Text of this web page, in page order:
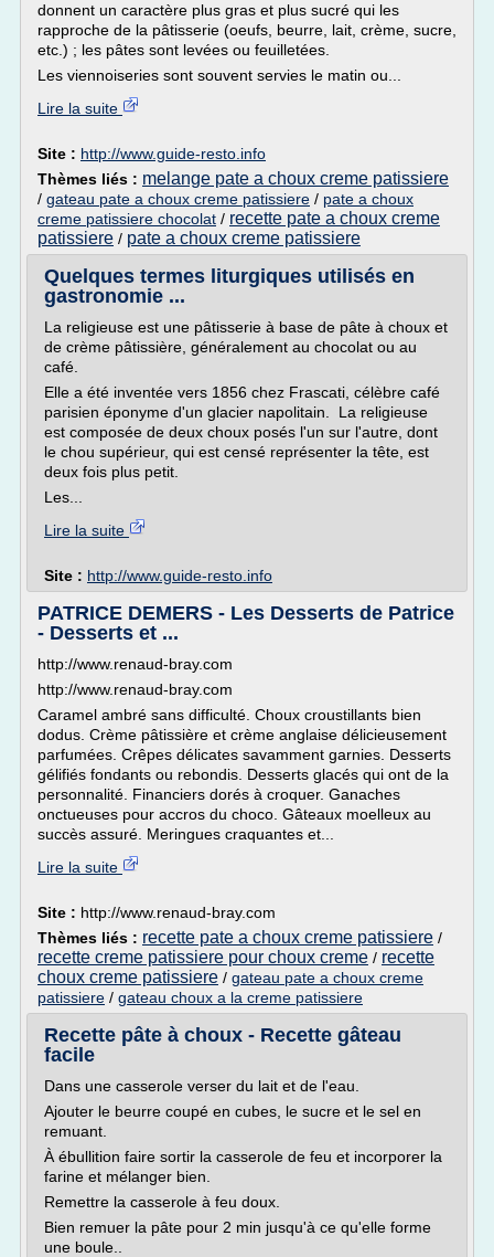
donnent un caractère plus gras et plus sucré qui les
rapproche de la pâtisserie (oeufs, beurre, lait, crème, sucre,
etc.) ; les pâtes sont levées ou feuilletées.
Les viennoiseries sont souvent servies le matin ou...
Lire la suite
Site : http://www.guide-resto.info
Thèmes liés : melange pate a choux creme patissiere
/ gateau pate a choux creme patissiere / pate a choux
creme patissiere chocolat / recette pate a choux creme
patissiere / pate a choux creme patissiere
Quelques termes liturgiques utilisés en
gastronomie ...
La religieuse est une pâtisserie à base de pâte à choux et
de crème pâtissière, généralement au chocolat ou au
café.
Elle a été inventée vers 1856 chez Frascati, célèbre café
parisien éponyme d'un glacier napolitain. La religieuse
est composée de deux choux posés l'un sur l'autre, dont
le chou supérieur, qui est censé représenter la tête, est
deux fois plus petit.
Les...
Lire la suite
Site : http://www.guide-resto.info
PATRICE DEMERS - Les Desserts de Patrice
- Desserts et ...
http://www.renaud-bray.com
http://www.renaud-bray.com
Caramel ambré sans difficulté. Choux croustillants bien
dodus. Crème pâtissière et crème anglaise délicieusement
parfumées. Crêpes délicates savamment garnies. Desserts
gélifiés fondants ou rebondis. Desserts glacés qui ont de la
personnalité. Financiers dorés à croquer. Ganaches
onctueuses pour accros du choco. Gâteaux moelleux au
succès assuré. Meringues craquantes et...
Lire la suite
Site : http://www.renaud-bray.com
Thèmes liés : recette pate a choux creme patissiere /
recette creme patissiere pour choux creme / recette
choux creme patissiere / gateau pate a choux creme
patissiere / gateau choux a la creme patissiere
Recette pâte à choux - Recette gâteau
facile
Dans une casserole verser du lait et de l'eau.
Ajouter le beurre coupé en cubes, le sucre et le sel en
remuant.
À ébullition faire sortir la casserole de feu et incorporer la
farine et mélanger bien.
Remettre la casserole à feu doux.
Bien remuer la pâte pour 2 min jusqu'à ce qu'elle forme
une boule..